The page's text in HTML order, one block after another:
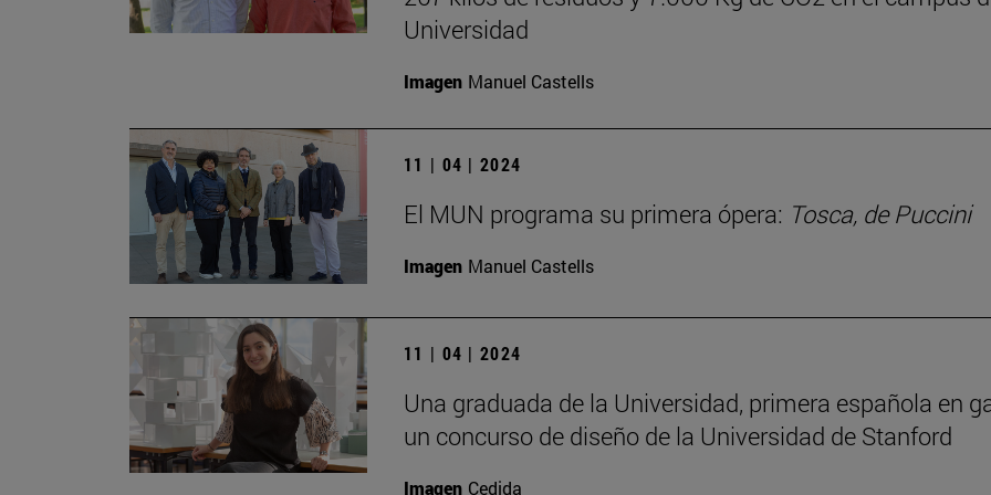
Universidad
Imagen Manuel Castells
11 | 04 | 2024
El MUN programa su primera ópera: Tosca, de Puccini
Imagen Manuel Castells
11 | 04 | 2024
Una graduada de la Universidad, primera española en
un concurso de diseño de la Universidad de Stanford
Imagen Cedida